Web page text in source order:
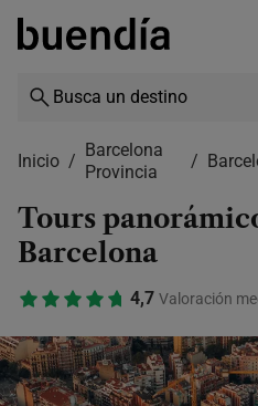
Skip
content
Inicio
Barcelona
Provincia
Tours
Barcelona
4,7 Valoración